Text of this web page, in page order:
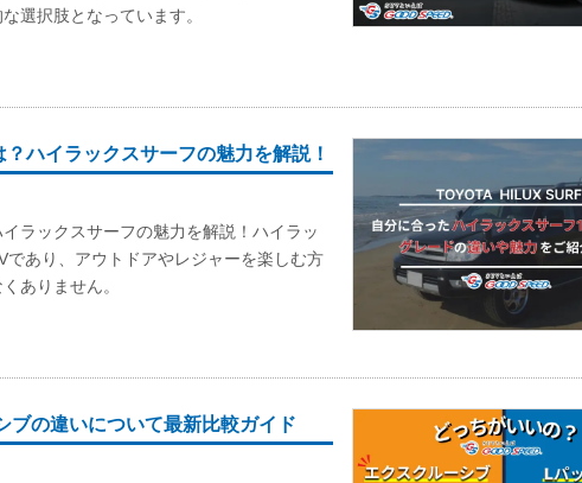
選択肢となっています。
ハイラックスサーフの魅力を解説！
ラックスサーフの魅力を解説！ハイラッ
あり、アウトドアやレジャーを楽しむ方
ありません。
ブの違いについて最新比較ガイド